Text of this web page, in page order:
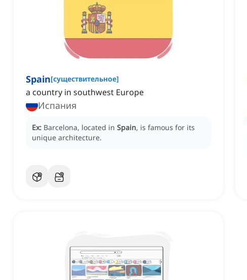
Spain[существительное]
a country in southwest Europe
Испания
Ex: Barcelona, located in Spain, is famous for its
unique architecture.